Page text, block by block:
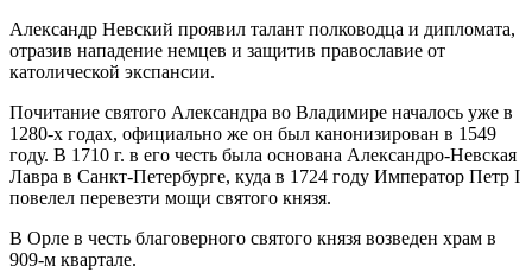
Александр Невский проявил талант полководца и дипломата,
отразив нападение немцев и защитив православие от
католической экспансии.
Почитание святого Александра во Владимире началось уже в
1280-х годах, официально же он был канонизирован в 1549
году. В 1710 г. в его честь была основана Александро-Невская
Лавра в Санкт-Петербурге, куда в 1724 году Император Петр I
повелел перевезти мощи святого князя.
В Орле в честь благоверного святого князя возведен храм в
909-м квартале.